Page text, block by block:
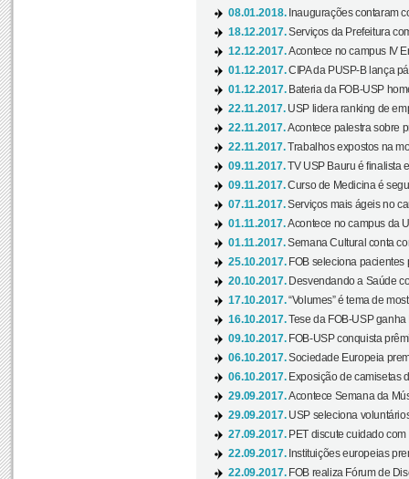
08.01.2018. Inaugurações contaram
18.12.2017.Serviços da Prefeitura
12.12.2017.Acontece no campus IV
01.12.2017.CIPA da PUSP-B lança
01.12.2017. Bateria da FOB-USP
22.11.2017. USP lidera ranking de
22.11.2017.Acontece palestra sobre
22.11.2017.Trabalhos expostos na
09.11.2017.TV USP Bauru é finalista
09.11.2017.Curso de Medicina é
07.11.2017.Serviços mais ágeis no
01.11.2017.Acontece no campus da
01.11.2017.Semana Cultural conta
25.10.2017. FOB seleciona pacientes
20.10.2017. Desvendando a Saúde
17.10.2017.“Volumes” é tema de
16.10.2017.Tese da FOB-USP
09.10.2017. FOB-USP conquista
06.10.2017.Sociedade Europeia
06.10.2017. Exposição de camisetas
29.09.2017.Acontece Semana da
29.09.2017. USP seleciona
27.09.2017. PET discute cuidado
22.09.2017. Instituições europeias
22.09.2017. FOB realiza Fórum de